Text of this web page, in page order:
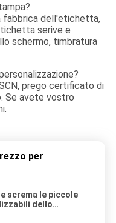
fabbrica dell'etichetta,
serive e
schermo, timbratura
prego certificato di
Se avete vostro
per
screma le piccole
dello